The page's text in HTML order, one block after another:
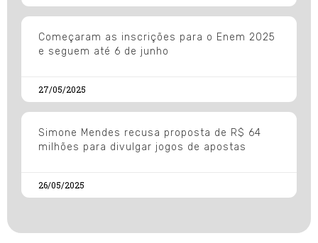
Começaram as inscrições para o Enem 2025
e seguem até 6 de junho
27/05/2025
Simone Mendes recusa proposta de R$ 64
milhões para divulgar jogos de apostas
26/05/2025